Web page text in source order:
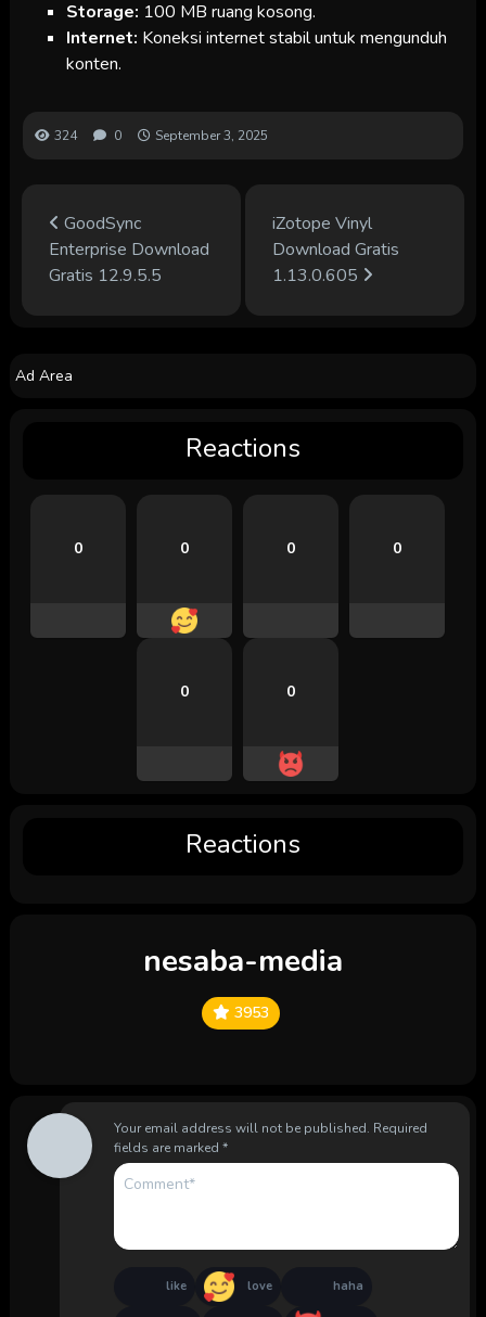
Storage: 100 MB ruang kosong.
Internet: Koneksi internet stabil untuk mengunduh
konten.
324 0 September 3, 2025
GoodSync
Enterprise Download
Gratis 12.9.5.5
iZotope Vinyl
Download Gratis
1.13.0.605
Ad Area
Reactions
0 0 0 0
0 0
Reactions
nesaba-media
3953
Your email address will not be published. Required
fields are marked *
like love haha